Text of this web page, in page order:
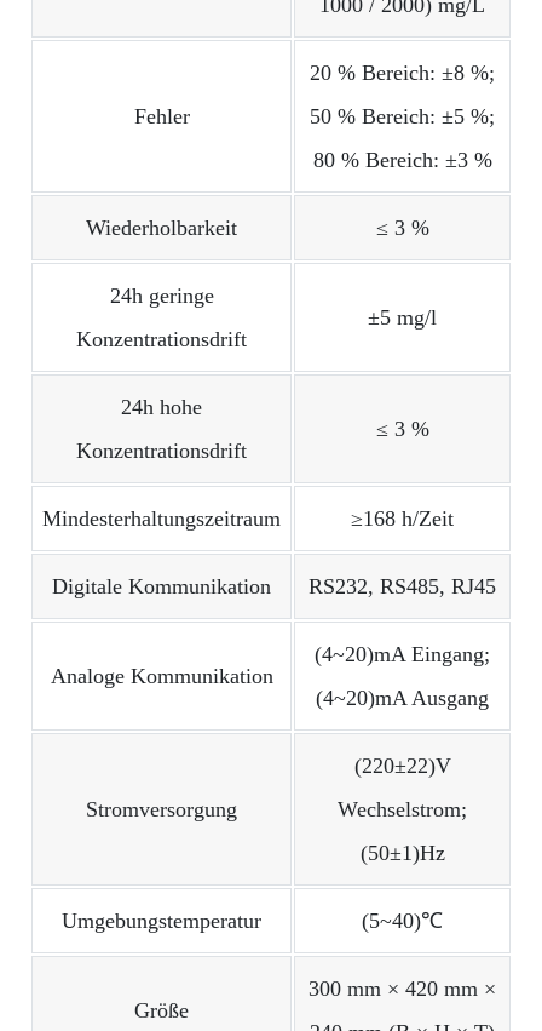
1000 / 2000) mg/L
Fehler
20 % Bereich: ±8 %;
50 % Bereich: ±5 %;
80 % Bereich: ±3 %
Wiederholbarkeit ≤ 3 %
24h geringe
Konzentrationsdrift
±5 mg/l
24h hohe
Konzentrationsdrift
≤ 3 %
Mindesterhaltungszeitraum ≥168 h/Zeit
Digitale Kommunikation RS232, RS485, RJ45
Analoge Kommunikation
(4~20)mA Eingang;
(4~20)mA Ausgang
Stromversorgung
(220±22)V
Wechselstrom;
(50±1)Hz
Umgebungstemperatur (5~40)℃
Größe
300 mm × 420 mm ×